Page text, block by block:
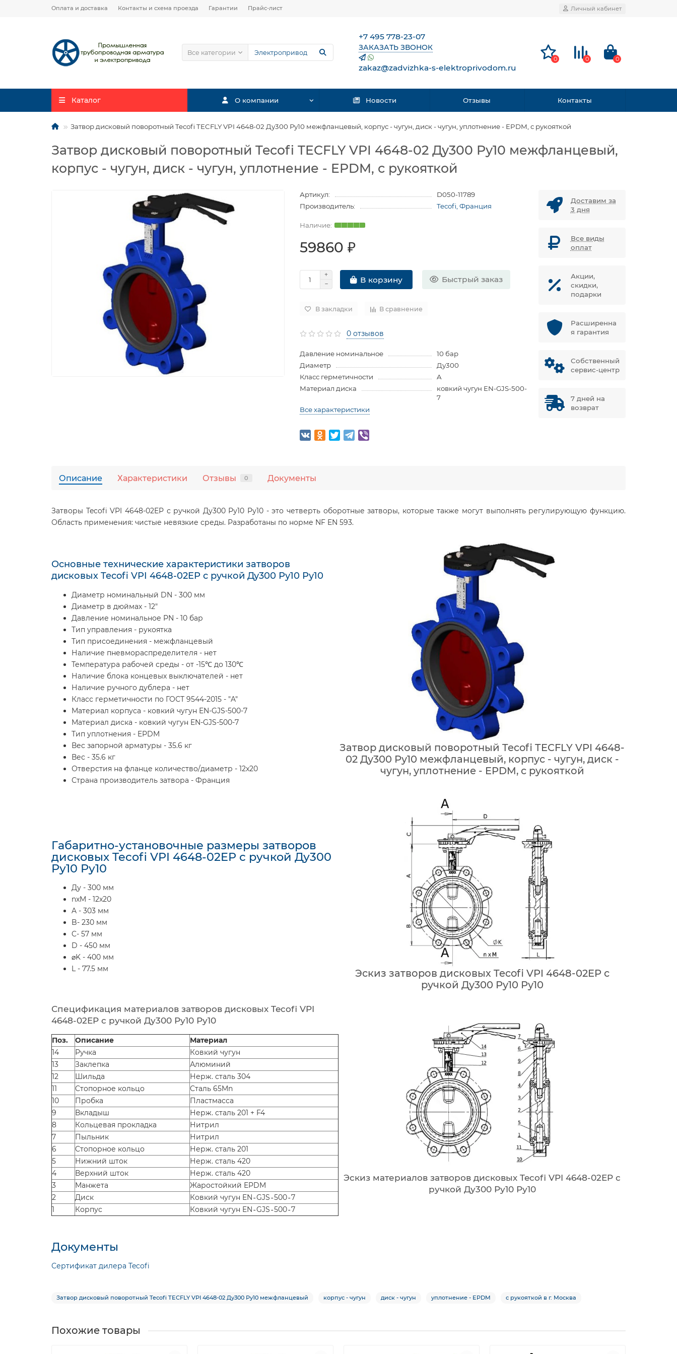
Оплата и доставка Контакты и схема проезда Гарантии Прайс-лист Личный кабинет
Все категории
+7 495 778-23-07
ЗАКАЗАТЬ ЗВОНОК
zakaz@zadvizhka-s-elektroprivodom.ru
0 0 0
Каталог О компании Новости Отзывы Контакты
Затвор дисковый поворотный Tecofi TECFLY VPI 4648-02 Ду300 Ру10 межфланцевый, корпус - чугун, диск - чугун, уплотнение - EPDM, с рукояткой
Затвор дисковый поворотный Tecofi TECFLY VPI 4648-02 Ду300 Ру10 межфланцевый,
корпус - чугун, диск - чугун, уплотнение - EPDM, с рукояткой
Артикул:
D050-11789
Производитель:
Tecofi, Франция
59860 ₽
В корзину Быстрый заказ
В закладки В сравнение
0 отзывов
Давление номинальное
10 бар
Диаметр
Ду300
Класс герметичности
A
Материал диска
ковкий чугун EN-GJS-500-
7
Все характеристики
Доставим за
3 дня
Все виды
оплат
Акции,
скидки,
подарки
Расширенна
я гарантия
Собственный
сервис-центр
7 дней на
возврат
Описание Характеристики Отзывы 0 Документы
Затворы Tecofi VPI 4648-02EP с ручкой Ду300 Ру10 Ру10 - это четверть оборотные затворы, которые также могут выполнять регулирующую функцию.
Область применения: чистые невязкие среды. Разработаны по норме NF EN 593.
Основные технические характеристики затворов
дисковых Tecofi VPI 4648-02EP с ручкой Ду300 Ру10 Ру10
Диаметр номинальный DN - 300 мм
Диаметр в дюймах - 12"
Давление номинальное PN - 10 бар
Тип управления - рукоятка
Тип присоединения - межфланцевый
Наличие пневмораспределителя - нет
Температура рабочей среды - от -15℃ до 130℃
Наличие блока концевых выключателей - нет
Наличие ручного дублера - нет
Класс герметичности по ГОСТ 9544-2015 - "A"
Материал корпуса - ковкий чугун EN-GJS-500-7
Материал диска - ковкий чугун EN-GJS-500-7
Тип уплотнения - EPDM
Вес запорной арматуры - 35.6 кг
Вес - 35.6 кг
Отверстия на фланце количество/диаметр - 12x20
Страна производитель затвора - Франция
Затвор дисковый поворотный Tecofi TECFLY VPI 4648-
02 Ду300 Ру10 межфланцевый, корпус - чугун, диск -
чугун, уплотнение - EPDM, с рукояткой
Габаритно-установочные размеры затворов
дисковых Tecofi VPI 4648-02EP с ручкой Ду300
Ру10 Ру10
Ду - 300 мм
nxM - 12x20
A - 303 мм
B- 230 мм
C- 57 мм
D - 450 мм
⌀K - 400 мм
L - 77.5 мм
Эскиз затворов дисковых Tecofi VPI 4648-02EP с
ручкой Ду300 Ру10 Ру10
Спецификация материалов затворов дисковых Tecofi VPI
4648-02EP с ручкой Ду300 Ру10 Ру10
Поз. Описание
Материал
14
Ручка
Ковкий чугун
13
Заклепка
Алюминий
12
Шильда
Нерж. сталь 304
11
Стопорное кольцо
Сталь 65Mn
10
Пробка
Пластмасса
9
Вкладыш
Нерж. сталь 201 + F4
8
Кольцевая прокладка
Нитрил
7
Пыльник
Нитрил
6
Стопорное кольцо
Нерж. сталь 201
5
Нижний шток
Нерж. сталь 420
4
Верхний шток
Нерж. сталь 420
3
Манжета
Жаростойкий EPDM
2
Диск
Ковкий чугун EN‐GJS‐500‐7
1
Корпус Ковкий чугун EN‐GJS‐500‐7
Эскиз материалов затворов дисковых Tecofi VPI 4648-02EP с
ручкой Ду300 Ру10 Ру10
Документы
Сертификат дилера Tecofi
Затвор дисковый поворотный Tecofi TECFLY VPI 4648-02 Ду300 Ру10 межфланцевый корпус - чугун диск - чугун уплотнение - EPDM с рукояткой в г. Москва
Похожие товары